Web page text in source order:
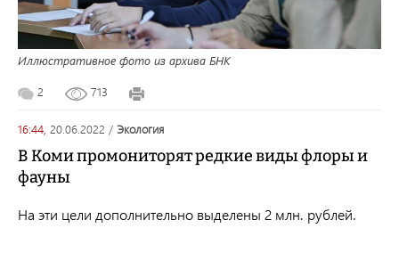
Иллюстративное фото из архива БНК
2 713
16:44, 20.06.2022 / экология
В Коми промониторят редкие виды флоры и
фауны
На эти цели дополнительно выделены 2 млн. рублей.